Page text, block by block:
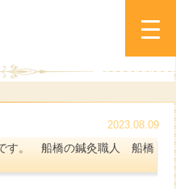
2023.08.09
す。 船橋の鍼灸職人 船橋